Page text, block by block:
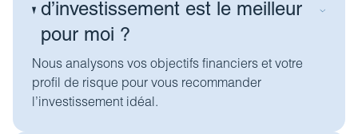
d’investissement est le meilleur
pour moi ?
Nous analysons vos objectifs financiers et votre
profil de risque pour vous recommander
l’investissement idéal.